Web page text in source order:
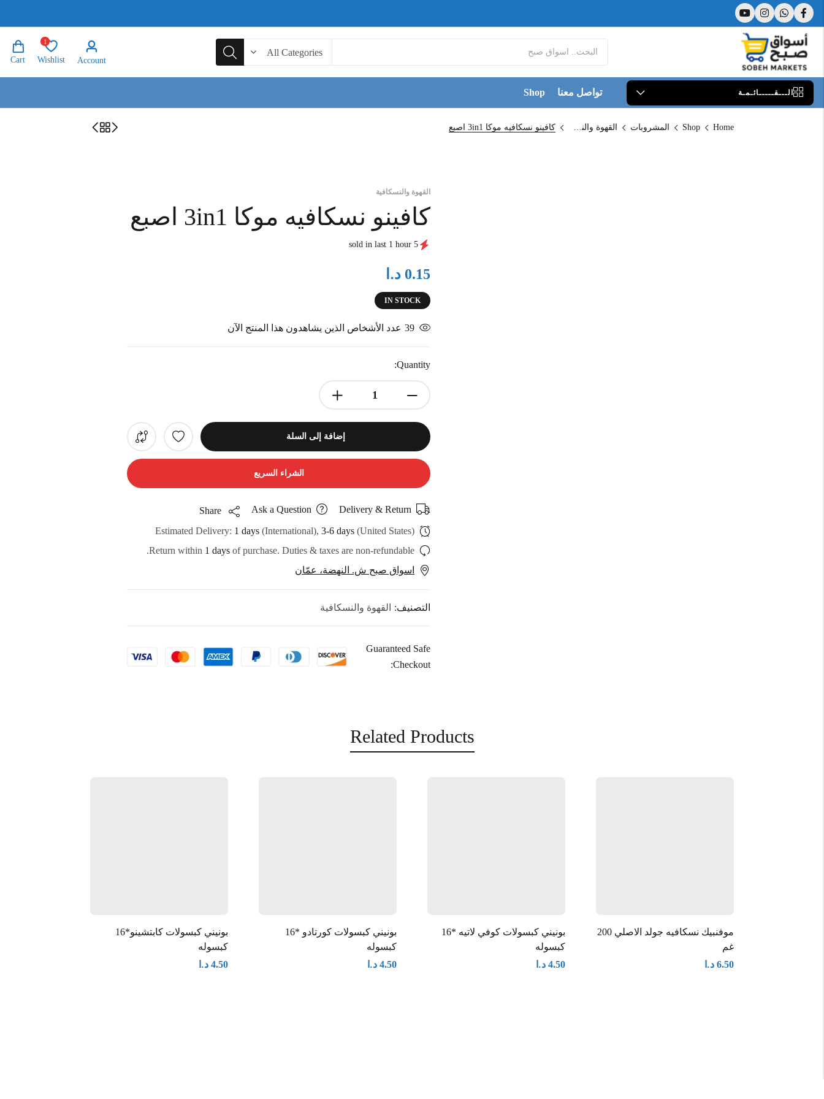
Account
1
Wishlist
Cart
الـــقـــــائـمـة تواصل معنا Shop
Home
Shop المشروبات القهوة والنسكافية كافينو نسكافيه موكا 3in1 اصبع
القهوة والنسكافية
كافينو نسكافيه موكا 3in1 اصبع
5 sold in last 1 hour
0.15 د.ا
IN STOCK
39 عدد الأشخاص الذين يشاهدون هذا المنتج الآن
Quantity:
إضافة إلى السلة
الشراء السريع
Delivery & Return
Ask a Question
Share
Estimated Delivery: 1 days (International), 3-6 days (United States)
Return within 1 days of purchase. Duties & taxes are non-refundable.
اسواق صبح ش. النهضة، عمّان
التصنيف: القهوة والنسكافية
Guaranteed Safe
Checkout:
Related Products
موفنبيك نسكافيه جولد الاصلي 200
غم
6.50 د.ا
بونيني كبسولات كوفي لاتيه *16
كبسوله
4.50 د.ا
بونيني كبسولات كورتادو *16
كبسوله
4.50 د.ا
بونيني كبسولات كابتشينو*16
كبسوله
4.50 د.ا